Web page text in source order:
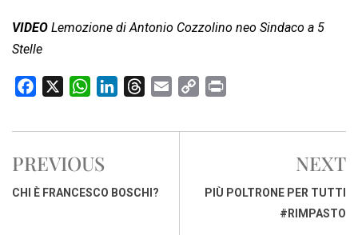
VIDEO Lemozione di Antonio Cozzolino neo Sindaco a 5
Stelle
c
b
o
W
a
s
A
n
d
r
d
a
p
i
PREVIOUS
CHI È FRANCESCO BOSCHI?
NEXT
PIÙ POLTRONE PER TUTTI
#RIMPASTO